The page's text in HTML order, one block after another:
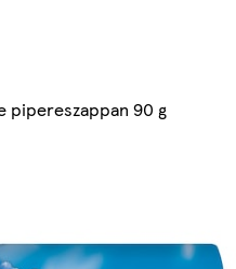
pipereszappan 90 g